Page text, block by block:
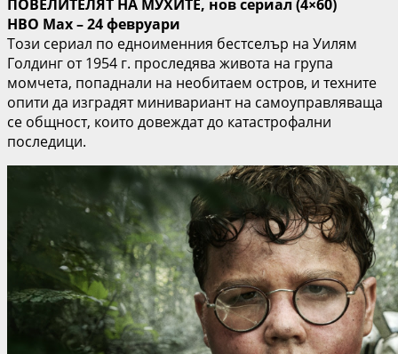
ПОВЕЛИТЕЛЯТ НА МУХИТЕ, нов сериал (4×60)
HBO Max – 24 февруари
Този сериал по едноименния бестселър на Уилям
Голдинг от 1954 г. проследява живота на група
момчета, попаднали на необитаем остров, и техните
опити да изградят минивариант на самоуправляваща
се общност, които довеждат до катастрофални
последици.